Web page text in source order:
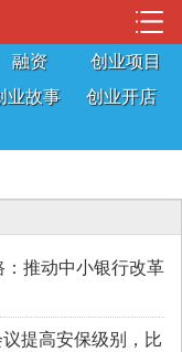
融资
创业项目
业故事
创业开店
：推动中小银行改革
提高安保级别，比